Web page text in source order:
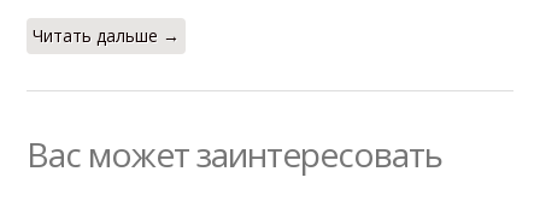
Читать дальше →
Вас может заинтересовать